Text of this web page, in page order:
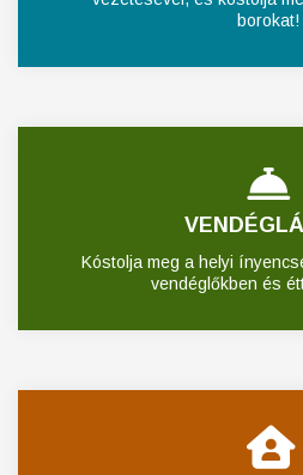
borokat!
Kóstolja meg a helyi
vendéglőkben és